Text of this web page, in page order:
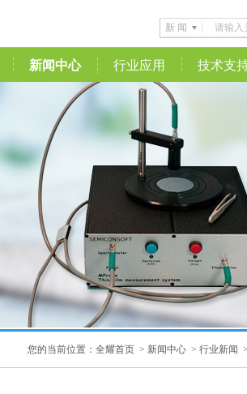
新 闻
新闻中心 行业应用 技术支
您的当前位置： 全耀首页 > 新闻中心 > 行业新闻 >